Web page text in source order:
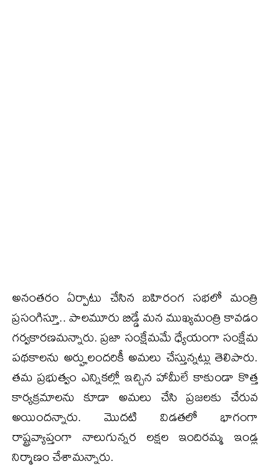
అనంతరం ఏర్పాటు చేసిన బహిరంగ సభలో మంత్రి
ప్రసంగిస్తూ.. పాలమూరు బిడ్డే మన ముఖ్యమంత్రి కావడం
గర్వకారణమన్నారు. ప్రజా సంక్షేమమే ధ్యేయంగా సంక్షేమ
పథకాలను అర్హులందరికీ అమలు చేస్తున్నట్లు తెలిపారు.
తమ ప్రభుత్వం ఎన్నికల్లో ఇచ్చిన హామీలే కాకుండా కొత్త
కార్యక్రమాలను కూడా అమలు చేసి ప్రజలకు చేరువ
అయిందన్నారు. మొదటి విడతలో భాగంగా
రాష్ట్రవ్యాప్తంగా నాలుగున్నర లక్షల ఇందిరమ్మ ఇండ్ల
నిర్మాణం చేశామన్నారు.